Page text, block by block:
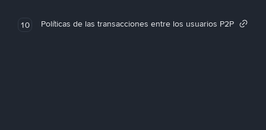
10 Políticas de las transacciones entre los usuarios P2P